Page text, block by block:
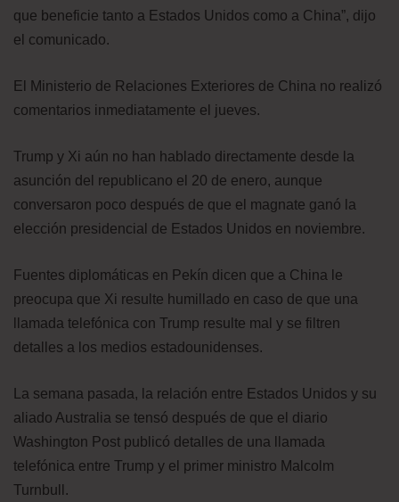
que beneficie tanto a Estados Unidos como a China”, dijo
el comunicado.
El Ministerio de Relaciones Exteriores de China no realizó
comentarios inmediatamente el jueves.
Trump y Xi aún no han hablado directamente desde la
asunción del republicano el 20 de enero, aunque
conversaron poco después de que el magnate ganó la
elección presidencial de Estados Unidos en noviembre.
Fuentes diplomáticas en Pekín dicen que a China le
preocupa que Xi resulte humillado en caso de que una
llamada telefónica con Trump resulte mal y se filtren
detalles a los medios estadounidenses.
La semana pasada, la relación entre Estados Unidos y su
aliado Australia se tensó después de que el diario
Washington Post publicó detalles de una llamada
telefónica entre Trump y el primer ministro Malcolm
Turnbull.